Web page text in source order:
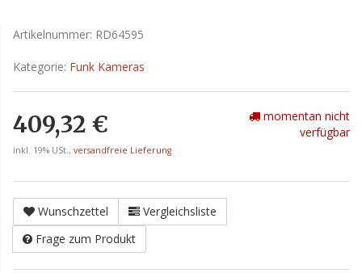
Artikelnummer: RD64595
Kategorie: Funk Kameras
409,32 €
inkl. 19% USt., versandfreie Lieferung
momentan nicht
verfügbar
Wunschzettel
Vergleichsliste
Frage zum Produkt